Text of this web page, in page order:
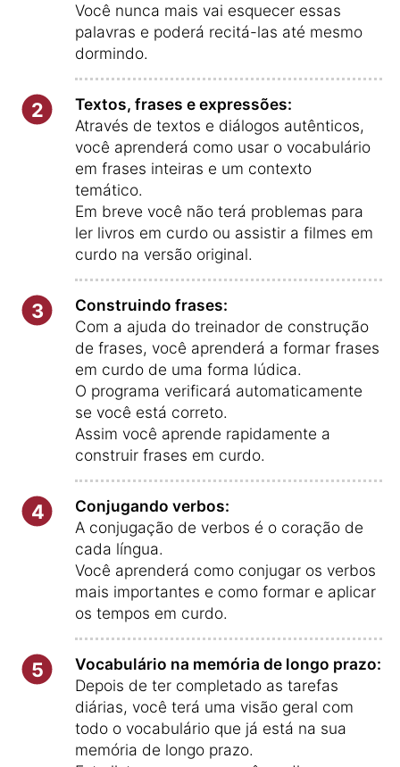
Você nunca mais vai esquecer essas
palavras e poderá recitá-las até mesmo
dormindo.
2
Textos, frases e expressões:
Através de textos e diálogos autênticos,
você aprenderá como usar o vocabulário
em frases inteiras e um contexto
temático.
Em breve você não terá problemas para
ler livros em curdo ou assistir a filmes em
curdo na versão original.
3
Construindo frases:
Com a ajuda do treinador de construção
de frases, você aprenderá a formar frases
em curdo de uma forma lúdica.
O programa verificará automaticamente
se você está correto.
Assim você aprende rapidamente a
construir frases em curdo.
4
Conjugando verbos:
A conjugação de verbos é o coração de
cada língua.
Você aprenderá como conjugar os verbos
mais importantes e como formar e aplicar
os tempos em curdo.
5
Vocabulário na memória de longo prazo:
Depois de ter completado as tarefas
diárias, você terá uma visão geral com
todo o vocabulário que já está na sua
memória de longo prazo.